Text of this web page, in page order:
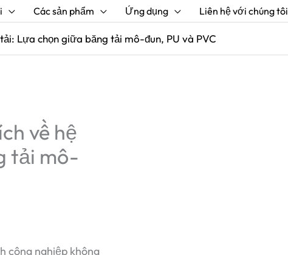
Các sản phẩm Ứng dụng Liên hệ với chúng tôi
Lựa chọn giữa băng tải mô-đun, PU và PVC
về hệ
tải mô-
công nghiệp không